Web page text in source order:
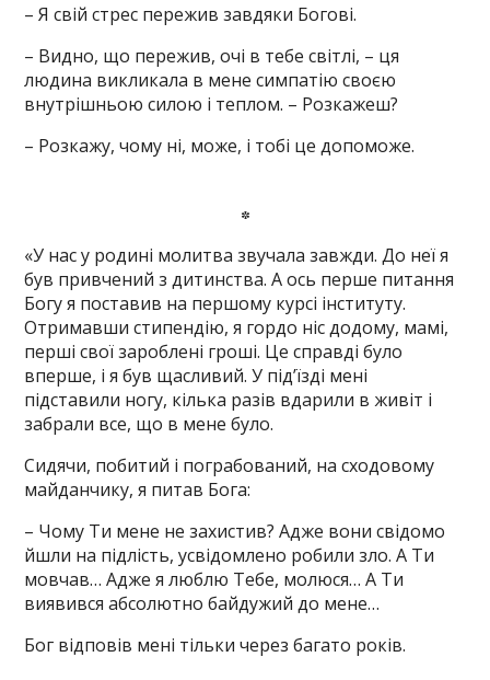
– Я свій стрес пережив завдяки Богові.
– Видно, що пережив, очі в тебе світлі, – ця
людина викликала в мене симпатію своєю
внутрішньою силою і теплом. – Розкажеш?
– Розкажу, чому ні, може, і тобі це допоможе.
*
«У нас у родині молитва звучала завжди. До неї я
був привчений з дитинства. А ось перше питання
Богу я поставив на першому курсі інституту.
Отримавши стипендію, я гордо ніс додому, мамі,
перші свої зароблені гроші. Це справді було
вперше, і я був щасливий. У під’їзді мені
підставили ногу, кілька разів вдарили в живіт і
забрали все, що в мене було.
Сидячи, побитий і пограбований, на сходовому
майданчику, я питав Бога:
– Чому Ти мене не захистив? Адже вони свідомо
йшли на підлість, усвідомлено робили зло. А Ти
мовчав… Адже я люблю Тебе, молюся… А Ти
виявився абсолютно байдужий до мене…
Бог відповів мені тільки через багато років.